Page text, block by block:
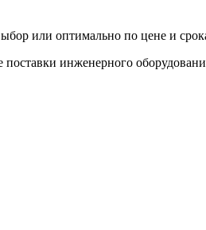
или оптимально по цене и
инженерного